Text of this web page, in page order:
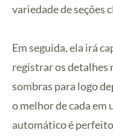
variedade de seções
Em seguida, ela irá
registrar os detalhes
sombras para logo
o melhor de cada em
automático é